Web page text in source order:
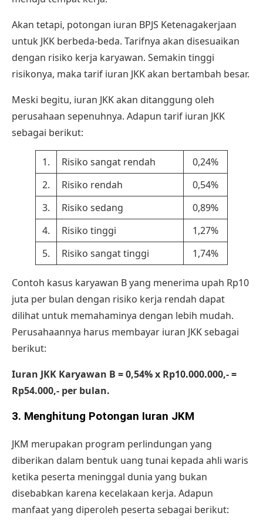
Akan tetapi, potongan iuran BPJS Ketenagakerjaan
untuk JKK berbeda-beda. Tarifnya akan disesuaikan
dengan risiko kerja karyawan. Semakin tinggi
risikonya, maka tarif iuran JKK akan bertambah besar.
Meski begitu, iuran JKK akan ditanggung oleh
perusahaan sepenuhnya. Adapun tarif iuran JKK
sebagai berikut:
1. Risiko sangat rendah
0,24%
2.
Risiko rendah
0,54%
3.
Risiko sedang
0,89%
4.
Risiko tinggi
1,27%
5.
Risiko sangat tinggi 1,74%
Contoh kasus karyawan B yang menerima upah Rp10
juta per bulan dengan risiko kerja rendah dapat
dilihat untuk memahaminya dengan lebih mudah.
Perusahaannya harus membayar iuran JKK sebagai
berikut:
Iuran JKK Karyawan B = 0,54% x Rp10.000.000,- =
Rp54.000,- per bulan.
3. Menghitung Potongan Iuran JKM
JKM merupakan program perlindungan yang
diberikan dalam bentuk uang tunai kepada ahli waris
ketika peserta meninggal dunia yang bukan
disebabkan karena kecelakaan kerja. Adapun
manfaat yang diperoleh peserta sebagai berikut: